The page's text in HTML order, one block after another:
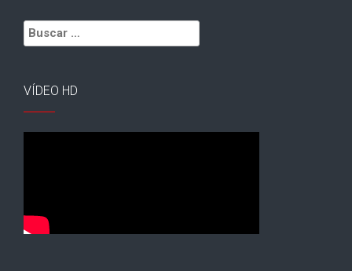
Buscar:
VÍDEO HD